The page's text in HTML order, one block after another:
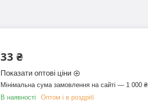
33 ₴
Показати оптові ціни
Мінімальна сума замовлення на сайті — 1 000 ₴
В наявності
Оптом і в роздріб